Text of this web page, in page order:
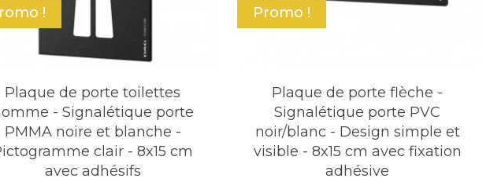
!
Plaque de porte toilettes
- Signalétique porte
PMMA noire et blanche -
clair - 8x15 cm
avec adhésifs
Promo !
Plaque de porte flèche -
Signalétique porte PVC
noir/blanc - Design simple et
visible - 8x15 cm avec fixation
adhésive